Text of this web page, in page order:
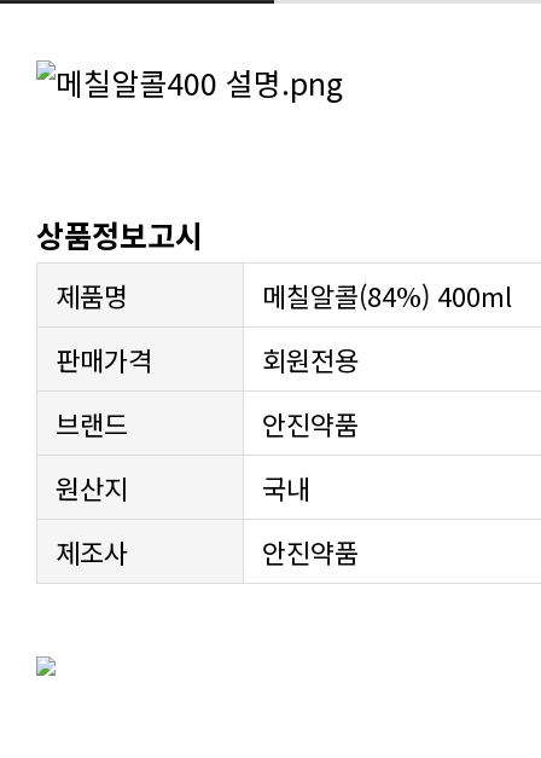
상품정보고시
제품명
메칠알콜(84%) 400ml
판매가격
회원전용
브랜드
안진약품
원산지
국내
제조사
안진약품